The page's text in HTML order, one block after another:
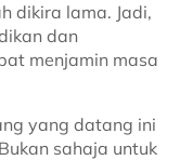
dikira lama. Jadi,
dan
menjamin masa
yang datang ini
sahaja untuk